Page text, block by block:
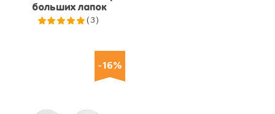
больших лапок
(3)
-16%